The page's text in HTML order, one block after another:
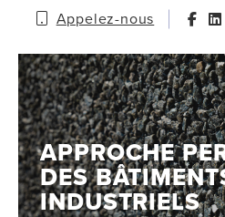
Appelez-nous
APPROCHE
DES
INDUSTRIELS